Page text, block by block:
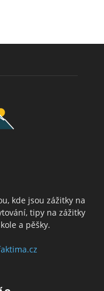
kde jsou zážitky na
tipy na zážitky
a pěšky.